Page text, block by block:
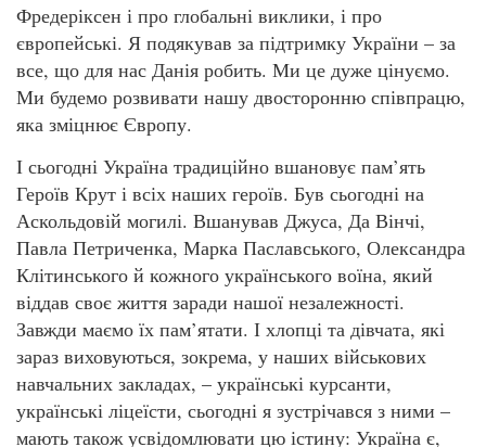
Фредеріксен і про глобальні виклики, і про
європейські. Я подякував за підтримку України – за
все, що для нас Данія робить. Ми це дуже цінуємо.
Ми будемо розвивати нашу двосторонню співпрацю,
яка зміцнює Європу.
І сьогодні Україна традиційно вшановує пам’ять
Героїв Крут і всіх наших героїв. Був сьогодні на
Аскольдовій могилі. Вшанував Джуса, Да Вінчі,
Павла Петриченка, Марка Паславського, Олександра
Клітинського й кожного українського воїна, який
віддав своє життя заради нашої незалежності.
Завжди маємо їх пам’ятати. І хлопці та дівчата, які
зараз виховуються, зокрема, у наших військових
навчальних закладах, – українські курсанти,
українські ліцеїсти, сьогодні я зустрічався з ними –
мають також усвідомлювати цю істину: Україна є,